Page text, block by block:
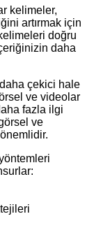
kelimeler,
artırmak için
doğru
daha
çekici hale
ve videolar
fazla ilgi
ve